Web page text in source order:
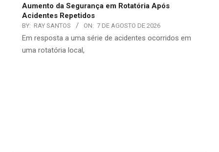
Aumento da Segurança em Rotatória Após
Acidentes Repetidos
BY: RAY SANTOS ON: 7 DE AGOSTO DE 2026
Em resposta a uma série de acidentes ocorridos em
uma rotatória local,